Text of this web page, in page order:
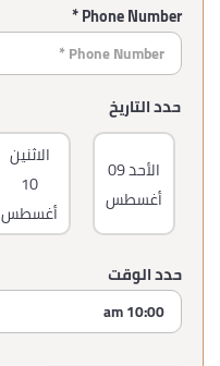
Phone Number *
حدد التاريخ
الأحد09
أغسطس
الاثنين
10
أغسطس
حدد الوقت